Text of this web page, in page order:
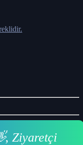
Ziyaretçi